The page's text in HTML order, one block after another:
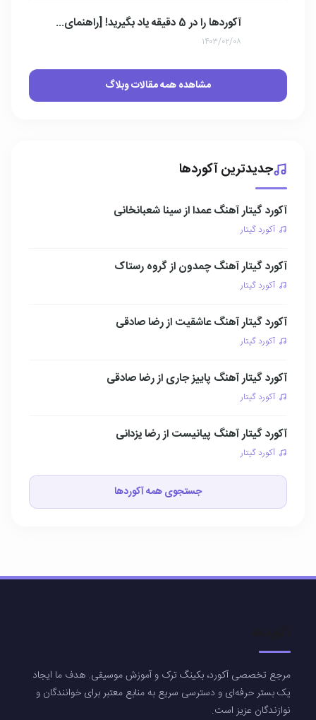
آکوردها را در 5 دقیقه یاد بگیرید! [راهنمای...
۱۴۰۳/۰۲/۰۸
مشاهده همه مقالات وبلاگ
جدیدترین آکوردها
آکورد گیتار آهنگ عمدا از سینا شعبانخانی
آکورد گیتار
آکورد گیتار آهنگ چمدون از گروه رستاک
آکورد گیتار
آکورد گیتار آهنگ عاشقیت از رضا صادقی
آکورد گیتار
آکورد گیتار آهنگ پاییز جاری از رضا صادقی
آکورد گیتار
آکورد گیتار آهنگ پیانیست از رضا یزدانی
آکورد گیتار
جستجوی همه آکوردها
مرجع تخصصی آکورد، بکینگ ترک و آموزش موسیقی. هدف ما ایجاد
یک بستر حرفه‌ای و دسترسی سریع به منابع معتبر برای خوانندگان و
نوازندگان عزیز است.